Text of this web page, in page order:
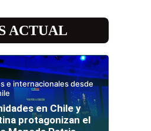
ACTUAL
e internacionales desde
en Chile y
protagonizan el